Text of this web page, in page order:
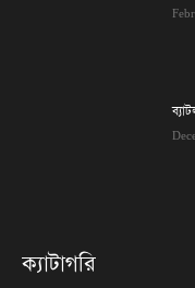
ক্যাটাগরি